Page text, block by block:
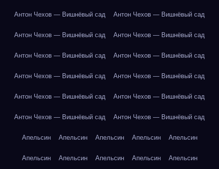
Антон Чехов — Вишнёвый сад Антон Чехов — Вишнёвый сад
Антон Чехов — Вишнёвый сад Антон Чехов — Вишнёвый сад
Антон Чехов — Вишнёвый сад Антон Чехов — Вишнёвый сад
Антон Чехов — Вишнёвый сад Антон Чехов — Вишнёвый сад
Антон Чехов — Вишнёвый сад Антон Чехов — Вишнёвый сад
Антон Чехов — Вишнёвый сад Антон Чехов — Вишнёвый сад
Апельсин Апельсин Апельсин Апельсин Апельсин
Апельсин Апельсин Апельсин Апельсин Апельсин